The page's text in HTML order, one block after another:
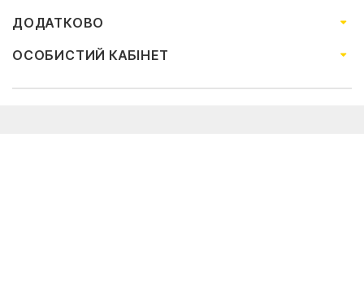
ДОДАТКОВО
ОСОБИСТИЙ КАБІНЕТ